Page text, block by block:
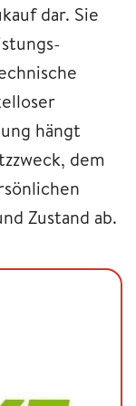
dar. Sie
hängt
dem
Zustand ab.